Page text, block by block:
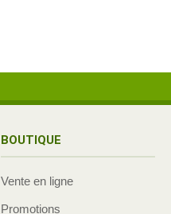
BOUTIQUE
Vente en ligne
Promotions